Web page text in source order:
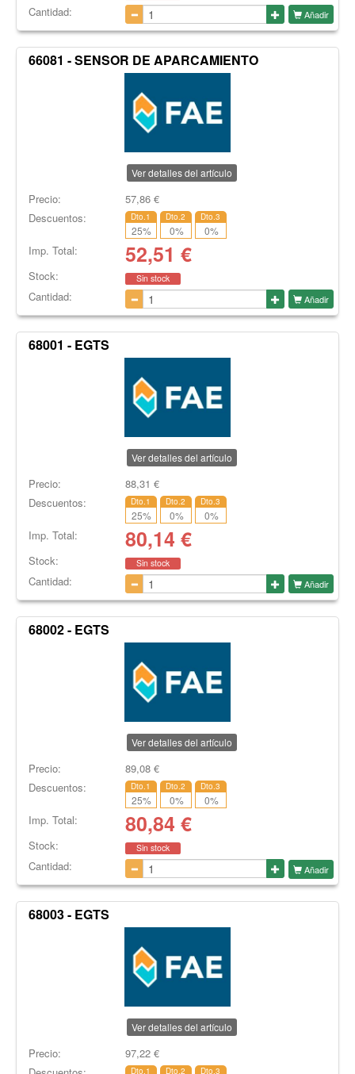
Cantidad: Añadir
66081 - SENSOR DE APARCAMIENTO
Ver detalles del artículo
Precio: 57,86€
Descuentos:
Dto.1
25%
Dto.2
0%
Dto.3
0%
Imp. Total: 52,51 €
Stock: Sin stock
Cantidad: Añadir
68001 - EGTS
Ver detalles del artículo
Precio: 88,31 €
Descuentos:
Dto.1
25%
Dto.2
0%
Dto.3
0%
Imp. Total: 80,14 €
Stock: Sin stock
Cantidad: Añadir
68002 - EGTS
Ver detalles del artículo
Precio: 89,08€
Descuentos:
Dto.1
25%
Dto.2
0%
Dto.3
0%
Imp. Total: 80,84 €
Stock: Sin stock
Cantidad: Añadir
68003 - EGTS
Ver detalles del artículo
Precio: 97,22€
Dto.1 Dto.2 Dto.3